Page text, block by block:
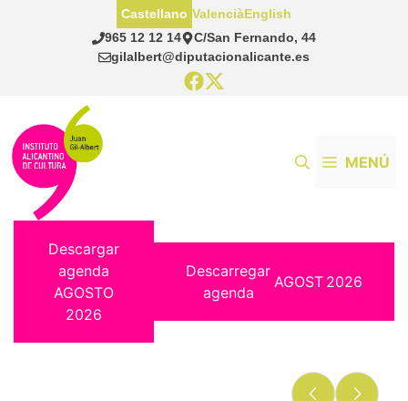
965 12 12 14
C/San Fernando, 44
gilalbert@diputacionalicante.es
Castellano ValenciàEnglish
MENÚ
Descargar
agenda
AGOSTO
2026
Descarregar
agenda
AGOST 2026